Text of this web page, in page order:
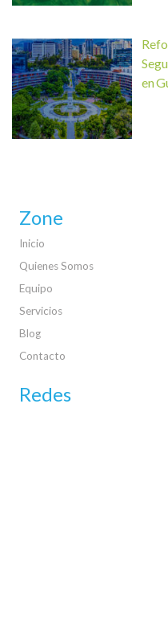
en
Zone
Inicio
Quienes Somos
Equipo
Servicios
Blog
Contacto
Redes